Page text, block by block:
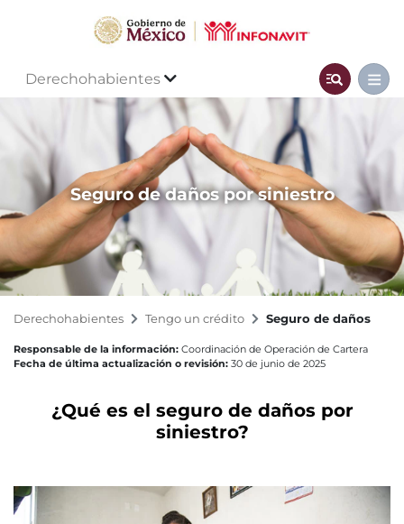
Derechohabientes
Seguro de daños por siniestro
Derechohabientes Tengo un crédito Seguro de daños
Responsable de la información: Coordinación de Operación de Cartera
Fecha de última actualización o revisión: 30 de junio de 2025
¿Qué es el seguro de daños por
siniestro?